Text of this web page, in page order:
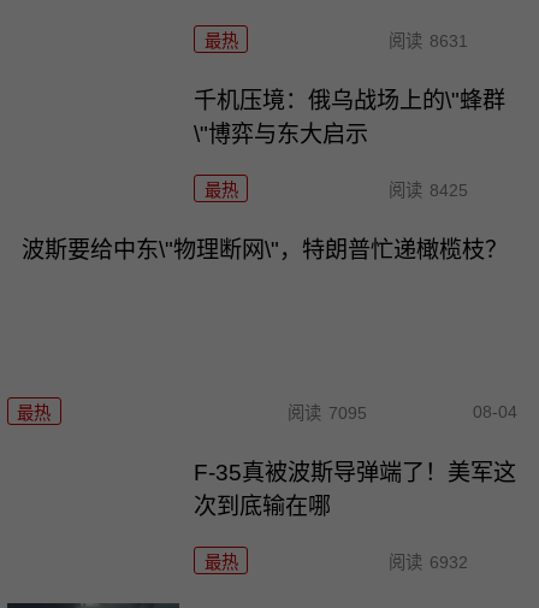
最热 阅读 8631
千机压境：俄乌战场上的\"蜂群
\"博弈与东大启示
最热 阅读 8425
波斯要给中东\"物理断网\"，特朗普忙递橄榄枝？
最热 阅读 7095 08-04
F-35真被波斯导弹端了！美军这
次到底输在哪
最热 阅读 6932